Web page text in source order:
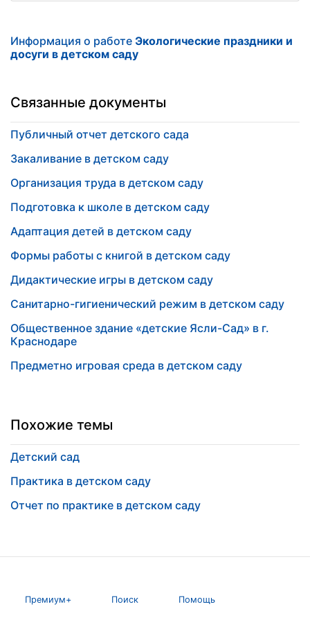
Информация о работе Экологические праздники и
досуги в детском саду
Связанные документы
Публичный отчет детского сада
Закаливание в детском саду
Организация труда в детском саду
Подготовка к школе в детском саду
Адаптация детей в детском саду
Формы работы с книгой в детском саду
Дидактические игры в детском саду
Санитарно-гигиенический режим в детском саду
Общественное здание «детские Ясли-Сад» в г.
Краснодаре
Предметно игровая среда в детском саду
Похожие темы
Детский сад
Практика в детском саду
Отчет по практике в детском саду
Премиум+ Поиск Помощь